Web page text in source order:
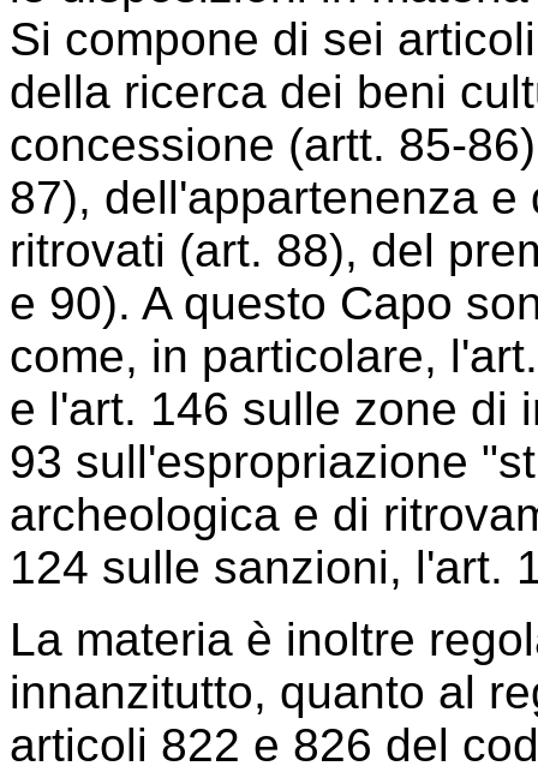
Si compone di sei
della ricerca dei beni
concessione (artt. 85-
87), dell'appartenenza
ritrovati (art. 88), del
e 90). A questo Capo
come, in particolare,
e l'art. 146 sulle zone di
93 sull'espropriazione
archeologica e di
124 sulle sanzioni, l'art.
La materia è inoltre
innanzitutto, quanto al
articoli 822 e 826 del